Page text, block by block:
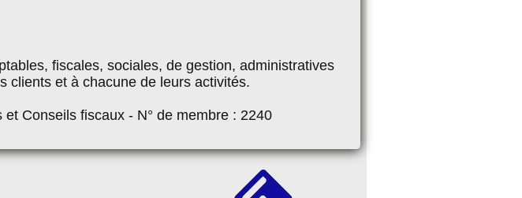
fiscales, sociales, de gestion, administratives
clients et à chacune de leurs activités.
Conseils fiscaux - N° de membre : 2240